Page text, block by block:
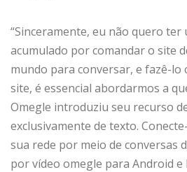
“Sinceramente, eu não quero ter
acumulado por comandar o site
mundo para conversar, e fazê-lo
site, é essencial abordarmos a
Omegle introduziu seu recurso
exclusivamente de texto.
sua rede por meio de conversas
por vídeo omegle para Android e